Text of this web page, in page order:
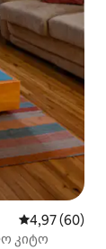
საშუალო
4,97 (60)
კიტო